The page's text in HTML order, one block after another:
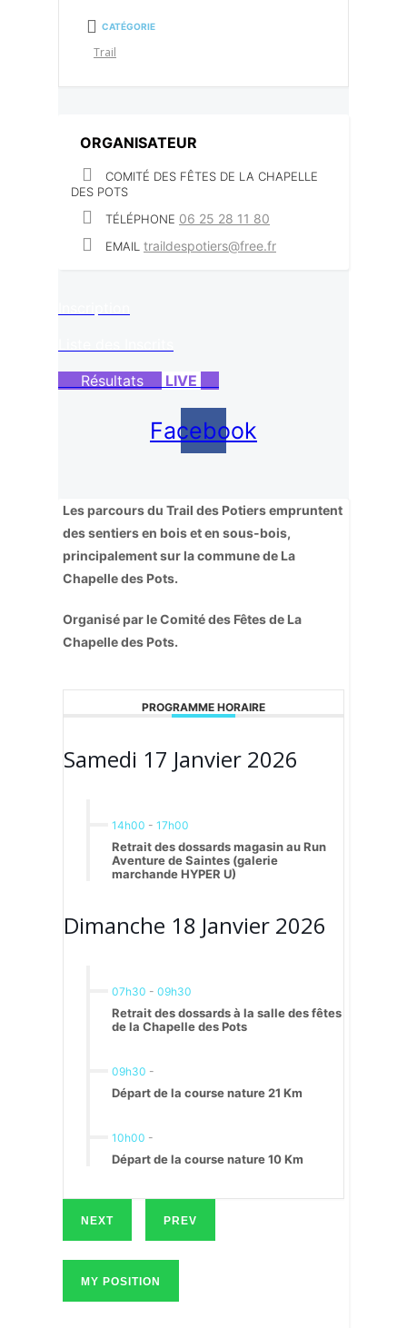
CATÉGORIE
Trail
ORGANISATEUR
COMITÉ DES FÊTES DE LA CHAPELLE
DES POTS
TÉLÉPHONE 06 25 28 11 80
EMAIL traildespotiers@free.fr
Résultats
LIVE
Facebook
Les parcours du Trail des Potiers empruntent
des sentiers en bois et en sous-bois,
principalement sur la commune de La
Chapelle des Pots.
Organisé par le Comité des Fêtes de La
Chapelle des Pots.
PROGRAMME HORAIRE
Samedi 17 Janvier 2026
14h00 - 17h00
Retrait des dossards magasin au Run
Aventure de Saintes (galerie
marchande HYPER U)
Dimanche 18 Janvier 2026
07h30 - 09h30
Retrait des dossards à la salle des fêtes
de la Chapelle des Pots
09h30 -
Départ de la course nature 21 Km
10h00 -
Départ de la course nature 10 Km
NEXT PREV
MY POSITION